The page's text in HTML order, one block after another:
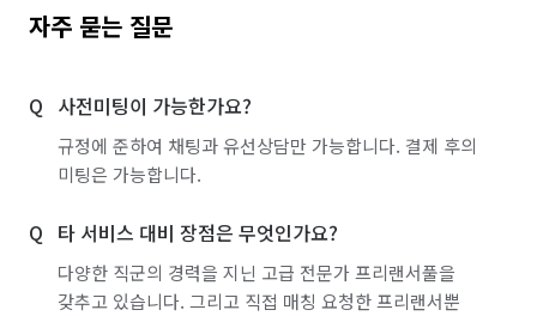
자주 묻는 질문
사전미팅이 가능한가요?
규정에 준하여 채팅과 유선상담만 가능합니다. 결제 후의
미팅은 가능합니다.
타 서비스 대비 장점은 무엇인가요?
다양한 직군의 경력을 지닌 고급 전문가 프리랜서풀을
갖추고 있습니다. 그리고 직접 매칭 요청한 프리랜서뿐